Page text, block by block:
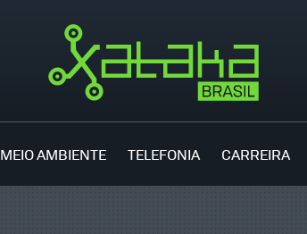
MEIO AMBIENTE TELEFONIA CARREIRA